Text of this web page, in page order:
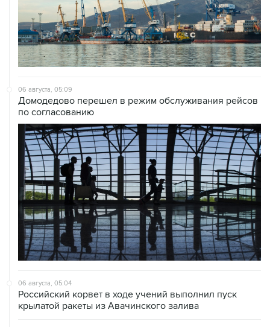
06 августа, 05:09
Домодедово перешел в режим обслуживания рейсов
по согласованию
06 августа, 05:04
Российский корвет в ходе учений выполнил пуск
крылатой ракеты из Авачинского залива